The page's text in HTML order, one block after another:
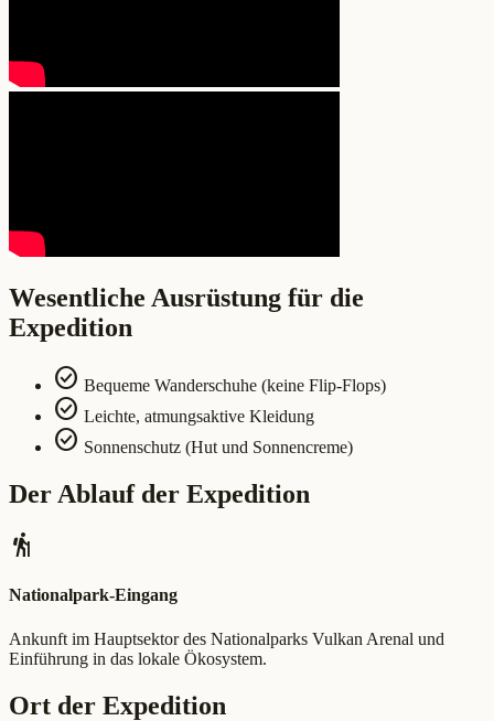
Wesentliche Ausrüstung für die
Expedition
check_circle Bequeme Wanderschuhe (keine Flip-Flops)
check_circle Leichte, atmungsaktive Kleidung
check_circle Sonnenschutz (Hut und Sonnencreme)
Der Ablauf der Expedition
hiking
Nationalpark-Eingang
Ankunft im Hauptsektor des Nationalparks Vulkan Arenal und
Einführung in das lokale Ökosystem.
Ort der Expedition